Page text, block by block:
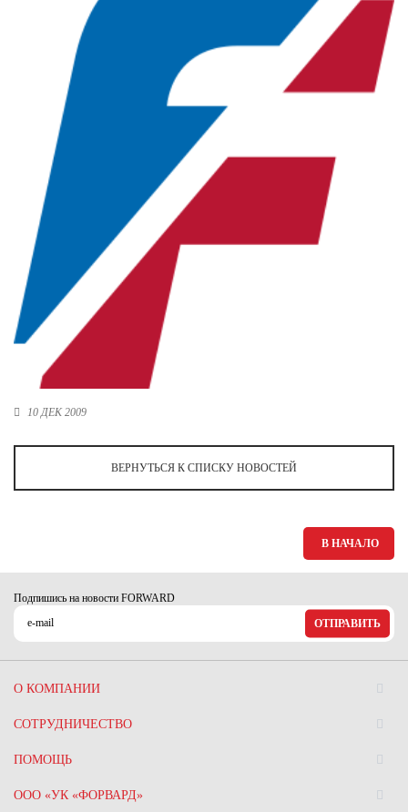
Новосибирская область (3)
Омская область (5)
Республика Башкортостан (3)
Республика Крым (1)
Республика Татарстан (2)
Ростовская область (2)
Самарская область (1)
Санкт-Петербург и ЛО (3)
Саратовская область (1)
Свердловская область (5)
Северная Осетия (2)
Смоленская область (1)
Ставропольский край (5)
Томская область (1)
Тульская область (1)
Тюменская область (3)
Хакасия (1)
Ханты-Мансийский автономный округ (3)
Ямало-Ненецкий автономный округ (1)
Ярославская область (1)
10 ДЕК 2009
ВЕРНУТЬСЯ К СПИСКУ НОВОСТЕЙ
В НАЧАЛО
Подпишись на новости FORWARD
ОТПРАВИТЬ
О КОМПАНИИ
СОТРУДНИЧЕСТВО
ПОМОЩЬ
ООО «УК «ФОРВАРД»